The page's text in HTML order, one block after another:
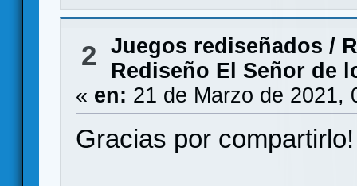
2 Juegos rediseñados /
Rediseño El Señor de
« en: 21 de Marzo de 2021,
Gracias por compartirlo!